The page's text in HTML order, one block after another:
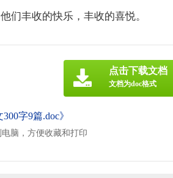
们丰收的快乐，丰收的喜悦。
字9篇.doc》
脑，方便收藏和打印
点击下载文档
文档为doc格式